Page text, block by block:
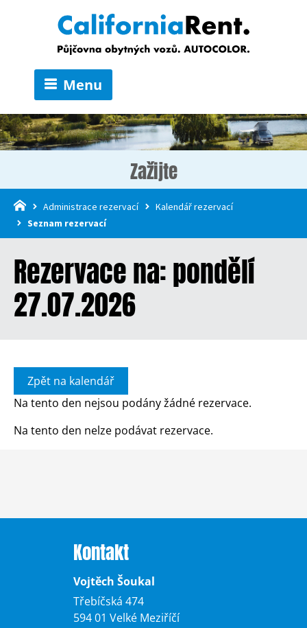
Menu
Zažijte
Administrace rezervací
Kalendář rezervací
Seznam rezervací
Rezervace na: pondělí
27.07.2026
Zpět na kalendář
Na tento den nejsou podány žádné rezervace.
Na tento den nelze podávat rezervace.
Kontakt
Vojtěch Šoukal
Třebíčská 474
594 01 Velké Meziříčí